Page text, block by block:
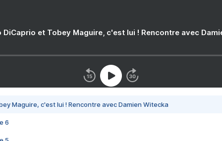
DiCaprio et Tobey Maguire, c'est lui ! Rencontre avec
Maguire, c'est lui ! Rencontre avec Damien Witecka
6